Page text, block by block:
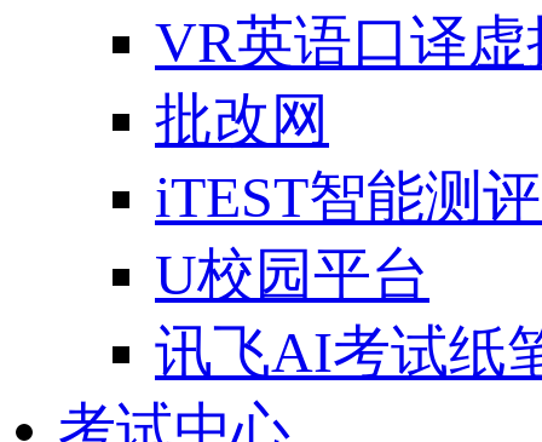
VR英语口译
批改网
iTEST智能测
U校园平台
讯飞AI考试纸
考试中心